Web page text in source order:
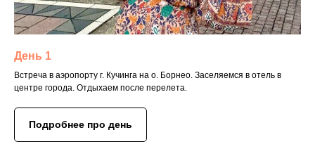
День 1
Встреча в аэропорту г. Кучинга на о. Борнео. Заселяемся в отель в
центре города. Отдыхаем после перелета.
Подробнее про день